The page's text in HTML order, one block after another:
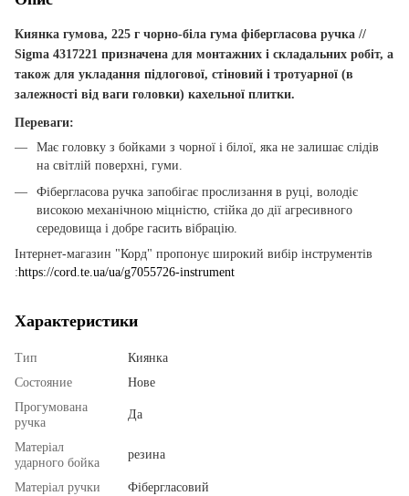
Киянка гумова, 225 г чорно-біла гума фібергласова ручка //
Sigma 4317221 призначена для монтажних і складальних робіт, а
також для укладання підлогової, стіновий і тротуарної (в
залежності від ваги головки) кахельної плитки.
Переваги:
Має головку з бойками з чорної і білої, яка не залишає слідів
на світлій поверхні, гуми.
Фібергласова ручка запобігає прослизання в руці, володіє
високою механічною міцністю, стійка до дії агресивного
середовища і добре гасить вібрацію.
Інтернет-магазин "Корд" пропонує широкий вибір інструментів
:https://cord.te.ua/ua/g7055726-instrument
Характеристики
Тип
Киянка
Состояние
Нове
Прогумована
ручка
Да
Матеріал
ударного бойка
резина
Матеріал ручки
Фібергласовий